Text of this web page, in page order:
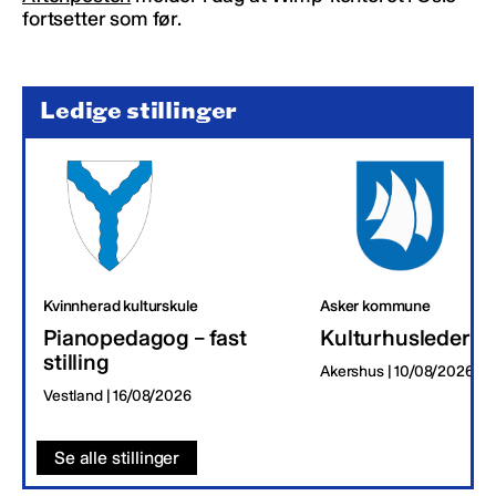
fortsetter som før.
Ledige stillinger
Kvinnherad kulturskule
Pianopedagog – fast
stilling
Vestland | 16/08/2026
Asker kommune
Kulturhusleder
Akershus | 10/08/2026
Se alle stillinger